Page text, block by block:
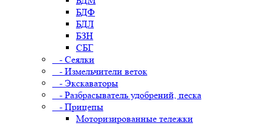
БДФ
БДЛ
БЗН
СБГ
- Сеялки
- Измельчители веток
- Экскаваторы
- Разбрасыватель удобрений, песка
- Прицепы
Моторизированные тележки